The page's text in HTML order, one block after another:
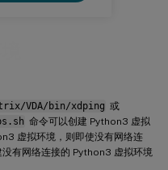
VDA/bin/xdping 或
命令可以创建 Python3 虚拟
虚拟环境，则即使没有网络连
有网络连接的 Python3 虚拟环境